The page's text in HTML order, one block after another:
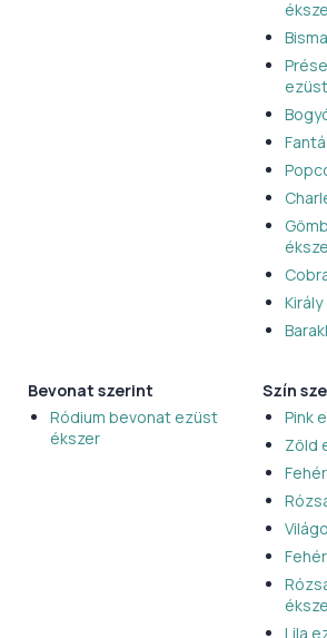
Bevonat szerint
Ródium bevonat ezüst
ékszer
Szín
Pink
Zöld
Lila